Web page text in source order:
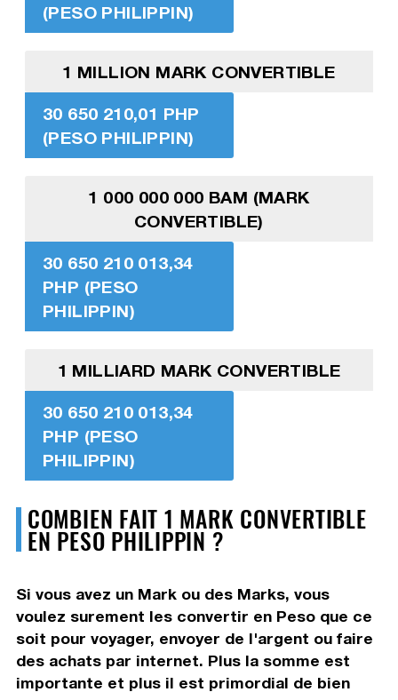
(PESO PHILIPPIN)
1 MILLION MARK CONVERTIBLE
30 650 210,01 PHP
(PESO PHILIPPIN)
1 000 000 000 BAM (MARK
CONVERTIBLE)
30 650 210 013,34
PHP (PESO
PHILIPPIN)
1 MILLIARD MARK CONVERTIBLE
30 650 210 013,34
PHP (PESO
PHILIPPIN)
COMBIEN FAIT 1 MARK CONVERTIBLE
EN PESO PHILIPPIN ?
Si vous avez un Mark ou des Marks, vous
voulez surement les convertir en Peso que ce
soit pour voyager, envoyer de l'argent ou faire
des achats par internet. Plus la somme est
importante et plus il est primordial de bien